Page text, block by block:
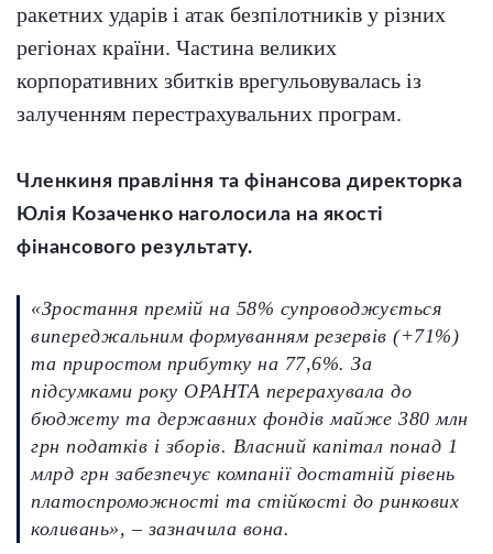
ракетних ударів і атак безпілотників у різних
регіонах країни. Частина великих
корпоративних збитків врегульовувалась із
залученням перестрахувальних програм.
Членкиня правління та фінансова директорка
Юлія Козаченко наголосила на якості
фінансового результату.
«Зростання премій на 58% супроводжується
випереджальним формуванням резервів (+71%)
та приростом прибутку на 77,6%. За
підсумками року ОРАНТА перерахувала до
бюджету та державних фондів майже 380 млн
грн податків і зборів. Власний капітал понад 1
млрд грн забезпечує компанії достатній рівень
платоспроможності та стійкості до ринкових
коливань», – зазначила вона.